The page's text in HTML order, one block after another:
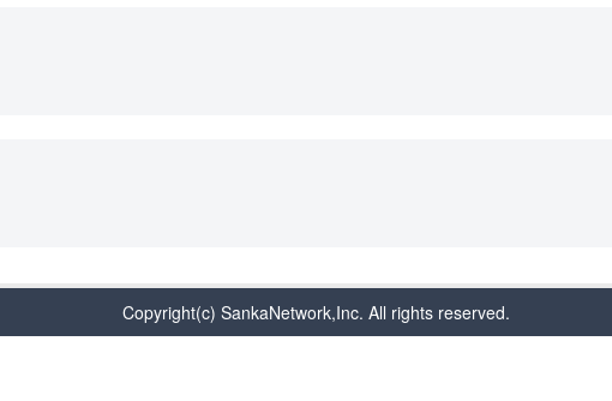
Copyright(c) SankaNetwork,Inc. All rights reserved.